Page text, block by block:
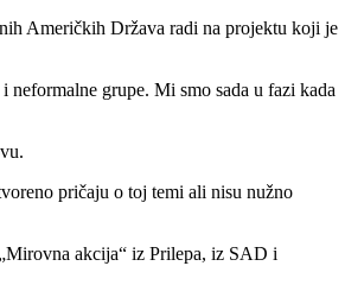
Američkih Država radi na projektu koji je
grupe. Mi smo sada u fazi kada
pričaju o toj temi ali nisu nužno
akcija“ iz Prilepa, iz SAD i